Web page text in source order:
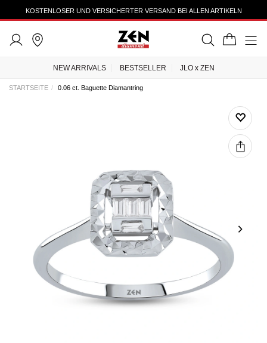
KOSTENLOSER UND VERSICHERTER VERSAND BEI ALLEN ARTIKELN
NEW ARRIVALS BESTSELLER JLO x ZEN
STARTSEITE 0.06 ct. Baguette Diamantring